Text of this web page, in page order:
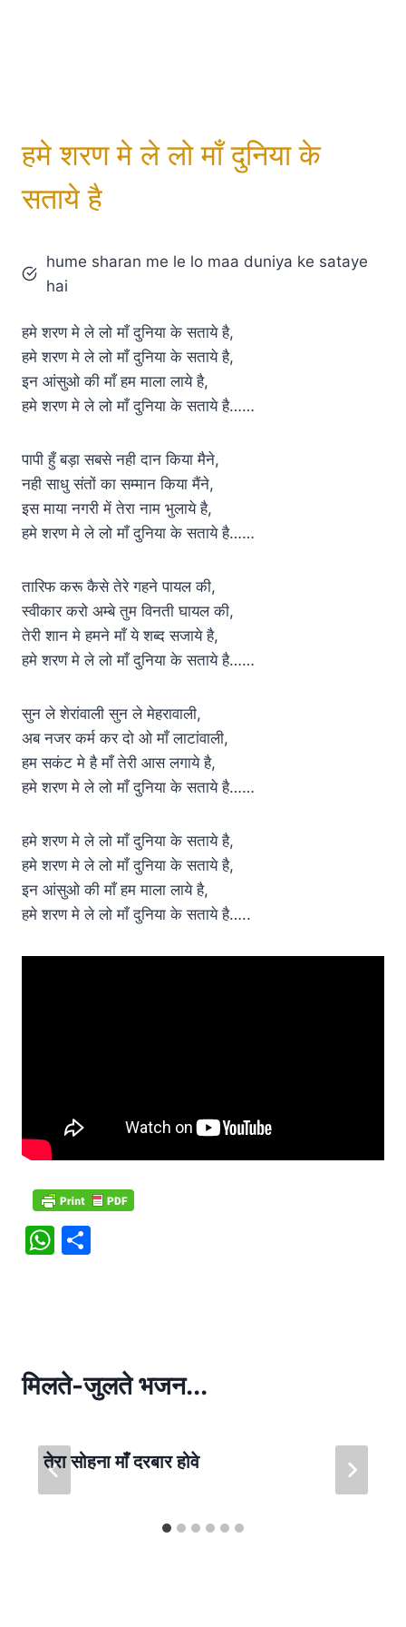
हमे शरण मे ले लो माँ दुनिया के
सताये है
hume sharan me le lo maa duniya ke sataye
hai
हमे शरण मे ले लो माँ दुनिया के सताये है,
हमे शरण मे ले लो माँ दुनिया के सताये है,
इन आंसुओ की माँ हम माला लाये है,
हमे शरण मे ले लो माँ दुनिया के सताये है……
पापी हुँ बड़ा सबसे नही दान किया मैने,
नही साधु संतों का सम्मान किया मैंने,
इस माया नगरी में तेरा नाम भुलाये है,
हमे शरण मे ले लो माँ दुनिया के सताये है……
तारिफ करू कैसे तेरे गहने पायल की,
स्वीकार करो अम्बे तुम विनती घायल की,
तेरी शान मे हमने माँ ये शब्द सजाये है,
हमे शरण मे ले लो माँ दुनिया के सताये है……
सुन ले शेरांवाली सुन ले मेहरावाली,
अब नजर कर्म कर दो ओ माँ लाटांवाली,
हम सकंट मे है माँ तेरी आस लगाये है,
हमे शरण मे ले लो माँ दुनिया के सताये है……
हमे शरण मे ले लो माँ दुनिया के सताये है,
हमे शरण मे ले लो माँ दुनिया के सताये है,
इन आंसुओ की माँ हम माला लाये है,
हमे शरण मे ले लो माँ दुनिया के सताये है…..
W
p
मिलते-जुलते भजन...
तेरा सोहना माँ दरबार होवे